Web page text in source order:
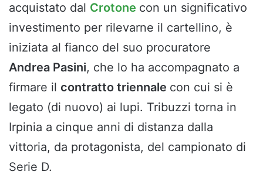
acquistato dal Crotone con un significativo
investimento per rilevarne il cartellino, è
iniziata al fianco del suo procuratore
Andrea Pasini, che lo ha accompagnato a
firmare il contratto triennale con cui si è
legato (di nuovo) ai lupi. Tribuzzi torna in
Irpinia a cinque anni di distanza dalla
vittoria, da protagonista, del campionato di
Serie D.